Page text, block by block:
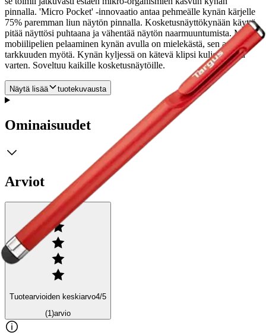
pinnalla. 'Micro Pocket' -innovaatio antaa pehmeälle kynän kärjelle
75% paremman liun näytön pinnalla. Kosketusnäyttökynään käyttö
pitää näyttösi puhtaana ja vähentää näytön naarmuuntumista.Myös
mobiilipelien pelaaminen kynän avulla on mielekästä, sen antaman
tarkkuuden myötä. Kynän kyljessä on kätevä klipsi kuljettamista
varten. Soveltuu kaikille kosketusnäytöille.
Näytä lisää tuotekuvausta
Ominaisuudet
Arviot
Tuotearvioiden keskiarvo4/5
(1)arvio